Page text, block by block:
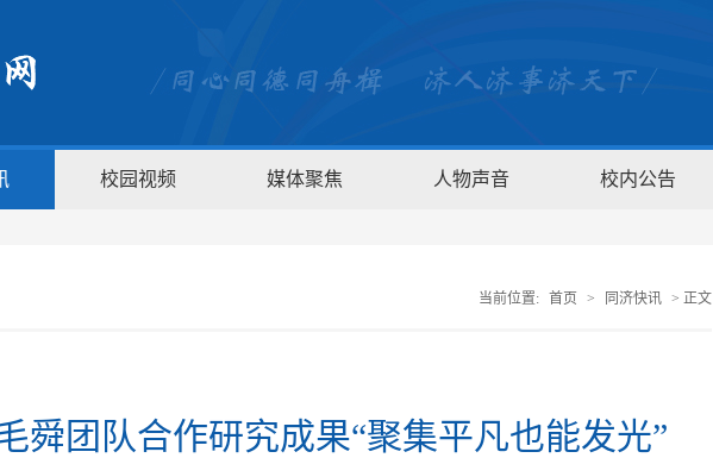
校园视频 媒体聚焦 人物声音 校内公告
当前位置: 首页 > 同济快讯 > 正文
舜团队合作研究成果“聚集平凡也能发光”